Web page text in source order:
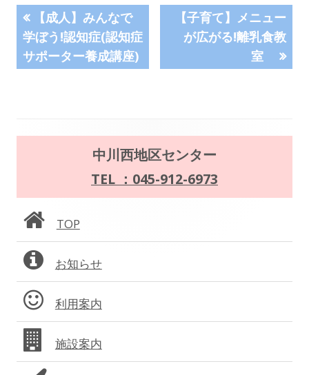
投
稿
ゲ
シ
ョ
ン
前
の
記
事:
【成人】みんなで
学ぼう!認知症(認知症
サポーター養成講座)
次
の
事:
【子育て】メニュー
が広がる!離乳食教
室
ン
サ
イ
ド
バ
ー
中川西地区センター
TEL ：045-912-6973
TOP
お知らせ
利用案内
施設案内